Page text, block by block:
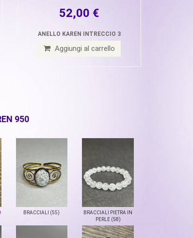
52,00 €
ANELLO KAREN INTRECCIO 3
Aggiungi al carrello
950
BRACCIALI (55)
BRACCIALI PIETRA IN
PERLE (58)